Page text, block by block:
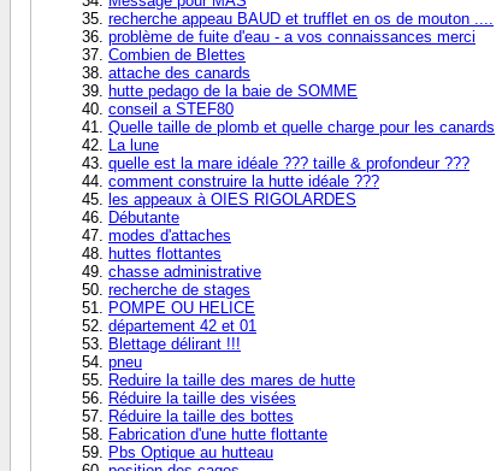
recherche appeau BAUD et trufflet en os de mouton ....
problème de fuite d'eau - a vos connaissances merci
Combien de Blettes
attache des canards
hutte pedago de la baie de SOMME
conseil a STEF80
Quelle taille de plomb et quelle charge pour les canards
La lune
quelle est la mare idéale ??? taille & profondeur ???
comment construire la hutte idéale ???
les appeaux à OIES RIGOLARDES
Débutante
modes d'attaches
huttes flottantes
chasse administrative
recherche de stages
POMPE OU HELICE
département 42 et 01
Blettage délirant !!!
pneu
Reduire la taille des mares de hutte
Réduire la taille des visées
Réduire la taille des bottes
Fabrication d'une hutte flottante
Pbs Optique au hutteau